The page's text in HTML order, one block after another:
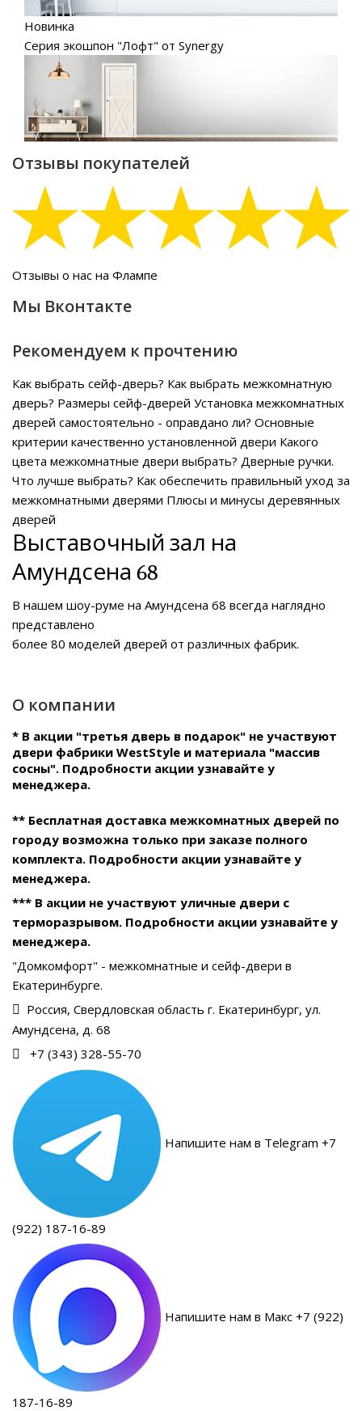
Новинка
Серия экошпон "Лофт" от Synergy
Отзывы покупателей
Отзывы о нас на Флампе
Мы Вконтакте
Рекомендуем к прочтению
Как выбрать сейф-дверь? Как выбрать межкомнатную
дверь? Размеры сейф-дверей Установка межкомнатных
дверей самостоятельно - оправдано ли? Основные
критерии качественно установленной двери Какого
цвета межкомнатные двери выбрать? Дверные ручки.
Что лучше выбрать? Как обеспечить правильный уход за
межкомнатными дверями Плюсы и минусы деревянных
дверей
Выставочный зал на
Амундсена 68
В нашем шоу-руме на Амундсена 68 всегда наглядно
представлено
более 80 моделей дверей от различных фабрик.
О компании
* В акции "третья дверь в подарок" не участвуют
двери фабрики WestStyle и материала "массив
сосны". Подробности акции узнавайте у
менеджера.
** Бесплатная доставка межкомнатных дверей по
городу возможна только при заказе полного
комплекта. Подробности акции узнавайте у
менеджера.
*** В акции не участвуют уличные двери с
терморазрывом. Подробности акции узнавайте у
менеджера.
"Домкомфорт" - межкомнатные и сейф-двери в
Екатеринбурге.
Россия, Свердловская область г. Екатеринбург, ул.
Амундсена, д. 68
+7 (343) 328-55-70
Напишите нам в Telegram +7
(922) 187-16-89
Напишите нам в Макс +7 (922)
187-16-89